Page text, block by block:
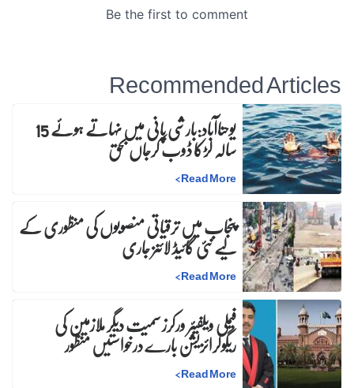
Recommended Articles
یوحناآباد:بارشی پانی میں نہاتے ہوئے 15 سالہ لڑکا ڈوب کرجاں بحق
Read More
>
پنجاب میں ترقیاتی منصوبوں کی منظوری کے
لیے نئی گائیڈ لائنز جاری
Read More
>
فیملی ویلفیئر ورکرز سمیت دیگر ملازمین کی
ریگولرائزیشن بارے درخواستیں منظور
Read More
>